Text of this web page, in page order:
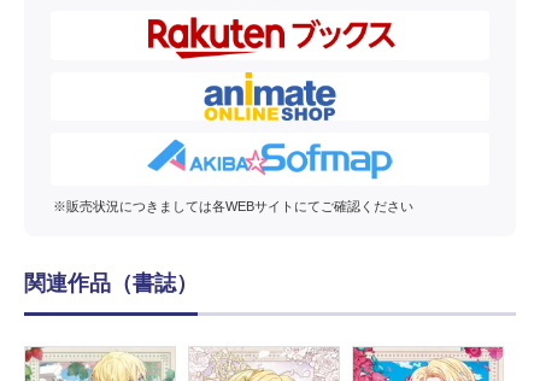
※販売状況につきましては各WEBサイトにてご確認ください
関連作品（書誌）